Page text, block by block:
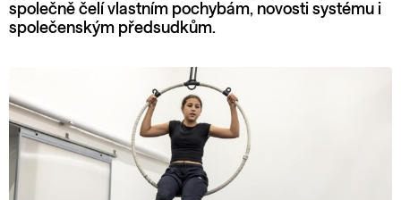
společně čelí vlastním pochybám, novosti systému i
společenským předsudkům.